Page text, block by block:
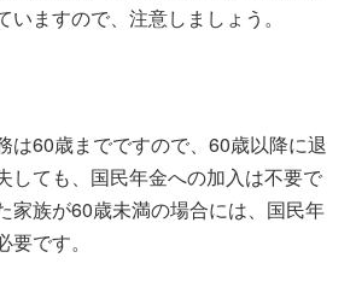
ますので、注意しましょう。
は60歳までですので、60歳以降に退
しても、国民年金への加入は不要で
家族が60歳未満の場合には、国民年
です。